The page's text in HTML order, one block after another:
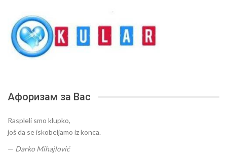
Афоризам за Вас
Raspleli smo klupko,
još da se iskobeljamo iz konca.
— Darko Mihajlović